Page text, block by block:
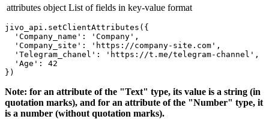
attributes object List of fields in key-value format
jivo_api.setClientAttributes({
  'Company_name': 'Company',
  'Company_site': 'https://company-site.com',
  'Telegram_chanel': 'https://t.me/telegram-channel',
  'Age': 42
Note: for an attribute of the "Text" type, its value is a string (in
quotation marks), and for an attribute of the "Number" type, it
is a number (without quotation marks).